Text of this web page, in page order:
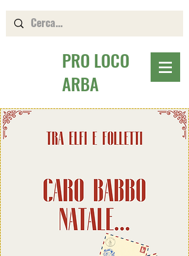
PRO LOCO
ARBA